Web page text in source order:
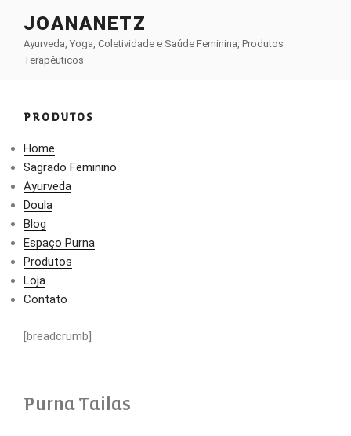
conteúdo
JOANANETZ
Ayurveda, Yoga, Coletividade e Saúde Feminina, Produtos
Terapêuticos
PRODUTOS
Home
Sagrado Feminino
Ayurveda
Doula
Blog
Espaço Purna
Produtos
Loja
Contato
[breadcrumb]
Purna Tailas